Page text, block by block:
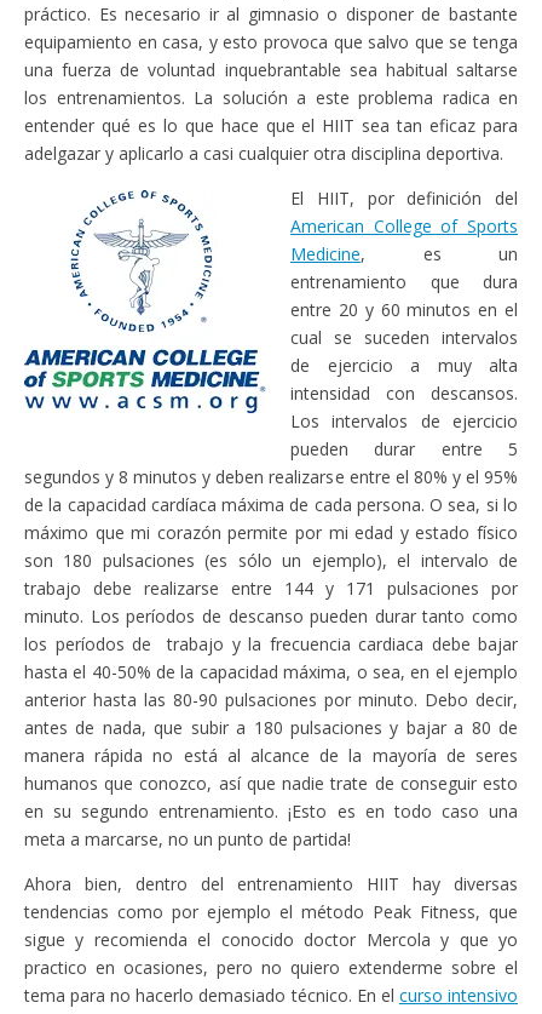
práctico. Es necesario ir al gimnasio o disponer de bastante
equipamiento en casa, y esto provoca que salvo que se tenga
una fuerza de voluntad inquebrantable sea habitual saltarse
los entrenamientos. La solución a este problema radica en
entender qué es lo que hace que el HIIT sea tan eficaz para
adelgazar y aplicarlo a casi cualquier otra disciplina deportiva.
El HIIT, por definición del
American College of Sports
Medicine, es un
entrenamiento que dura
entre 20 y 60 minutos en el
cual se suceden intervalos
de ejercicio a muy alta
intensidad con descansos.
Los intervalos de ejercicio
pueden durar entre 5
segundos y 8 minutos y deben realizarse entre el 80% y el 95%
de la capacidad cardíaca máxima de cada persona. O sea, si lo
máximo que mi corazón permite por mi edad y estado físico
son 180 pulsaciones (es sólo un ejemplo), el intervalo de
trabajo debe realizarse entre 144 y 171 pulsaciones por
minuto. Los períodos de descanso pueden durar tanto como
los períodos de trabajo y la frecuencia cardiaca debe bajar
hasta el 40-50% de la capacidad máxima, o sea, en el ejemplo
anterior hasta las 80-90 pulsaciones por minuto. Debo decir,
antes de nada, que subir a 180 pulsaciones y bajar a 80 de
manera rápida no está al alcance de la mayoría de seres
humanos que conozco, así que nadie trate de conseguir esto
en su segundo entrenamiento. ¡Esto es en todo caso una
meta a marcarse, no un punto de partida!
Ahora bien, dentro del entrenamiento HIIT hay diversas
tendencias como por ejemplo el método Peak Fitness, que
sigue y recomienda el conocido doctor Mercola y que yo
practico en ocasiones, pero no quiero extenderme sobre el
tema para no hacerlo demasiado técnico. En el curso intensivo